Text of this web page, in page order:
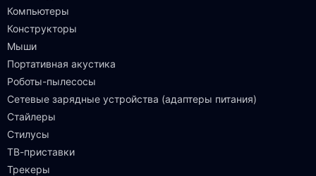
Компьютеры
Конструкторы
Мыши
Портативная акустика
Роботы-пылесосы
Сетевые зарядные устройства (адаптеры питания)
Стайлеры
Стилусы
ТВ-приставки
Трекеры